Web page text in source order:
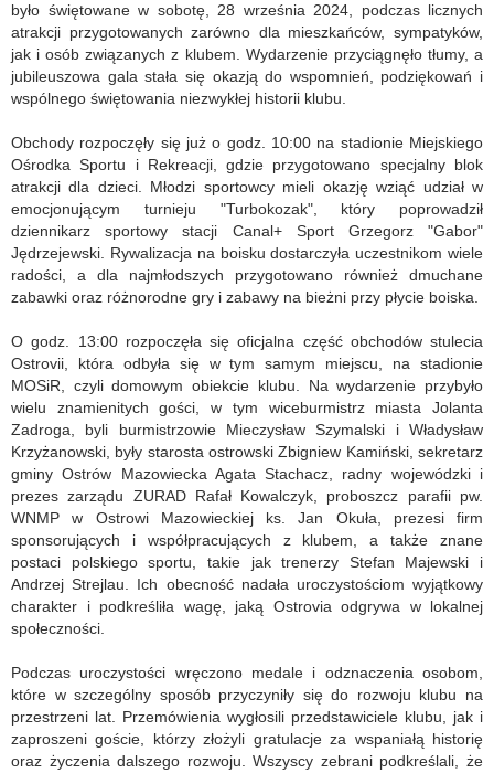
było świętowane w sobotę, 28 września 2024, podczas licznych
atrakcji przygotowanych zarówno dla mieszkańców, sympatyków,
jak i osób związanych z klubem. Wydarzenie przyciągnęło tłumy, a
jubileuszowa gala stała się okazją do wspomnień, podziękowań i
wspólnego świętowania niezwykłej historii klubu.
Obchody rozpoczęły się już o godz. 10:00 na stadionie Miejskiego
Ośrodka Sportu i Rekreacji, gdzie przygotowano specjalny blok
atrakcji dla dzieci. Młodzi sportowcy mieli okazję wziąć udział w
emocjonującym turnieju "Turbokozak", który poprowadził
dziennikarz sportowy stacji Canal+ Sport Grzegorz "Gabor"
Jędrzejewski. Rywalizacja na boisku dostarczyła uczestnikom wiele
radości, a dla najmłodszych przygotowano również dmuchane
zabawki oraz różnorodne gry i zabawy na bieżni przy płycie boiska.
O godz. 13:00 rozpoczęła się oficjalna część obchodów stulecia
Ostrovii, która odbyła się w tym samym miejscu, na stadionie
MOSiR, czyli domowym obiekcie klubu. Na wydarzenie przybyło
wielu znamienitych gości, w tym wiceburmistrz miasta Jolanta
Zadroga, byli burmistrzowie Mieczysław Szymalski i Władysław
Krzyżanowski, były starosta ostrowski Zbigniew Kamiński, sekretarz
gminy Ostrów Mazowiecka Agata Stachacz, radny wojewódzki i
prezes zarządu ZURAD Rafał Kowalczyk, proboszcz parafii pw.
WNMP w Ostrowi Mazowieckiej ks. Jan Okuła, prezesi firm
sponsorujących i współpracujących z klubem, a także znane
postaci polskiego sportu, takie jak trenerzy Stefan Majewski i
Andrzej Strejlau. Ich obecność nadała uroczystościom wyjątkowy
charakter i podkreśliła wagę, jaką Ostrovia odgrywa w lokalnej
społeczności.
Podczas uroczystości wręczono medale i odznaczenia osobom,
które w szczególny sposób przyczyniły się do rozwoju klubu na
przestrzeni lat. Przemówienia wygłosili przedstawiciele klubu, jak i
zaproszeni goście, którzy złożyli gratulacje za wspaniałą historię
oraz życzenia dalszego rozwoju. Wszyscy zebrani podkreślali, że